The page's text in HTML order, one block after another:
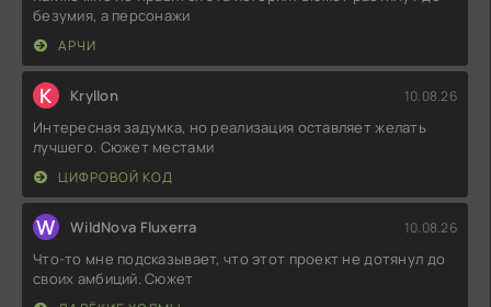
безумия, а персонажи
АРЧИ
K Kryllon 10.08.26
Интересная задумка, но реализация оставляет желать
лучшего. Сюжет местами
ЦИФРОВОЙ КОД
W WildNova Fluxerra 10.08.26
Что-то мне подсказывает, что этот проект не дотянул до
своих амбиций. Сюжет